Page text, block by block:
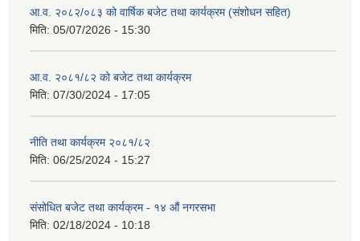
आ.व. २०८२/०८३ को वार्षिक बजेट तथा कार्यक्रम (संशोधन सहित)
मिति: 05/07/2026 - 15:30
आ.व. २०८१/८२ को बजेट तथा कार्यक्रम
मिति: 07/30/2024 - 17:05
नीति तथा कार्यक्रम २०८१/८२
मिति: 06/25/2024 - 15:27
संसोधित बजेट तथा कार्यक्रम - १४ औं नगरसभा
मिति: 02/18/2024 - 10:18